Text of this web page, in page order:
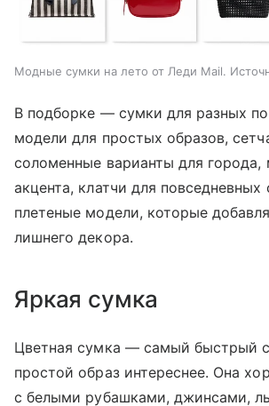
Модные сумки на лето от Леди Mail.
В подборке — сумки для разных
модели для простых образов,
соломенные варианты для
акцента, клатчи для повседневных
плетеные модели, которые
лишнего декора.
Яркая сумка
Цветная сумка — самый быстрый
простой образ интереснее. Она
с белыми рубашками, джинсами,